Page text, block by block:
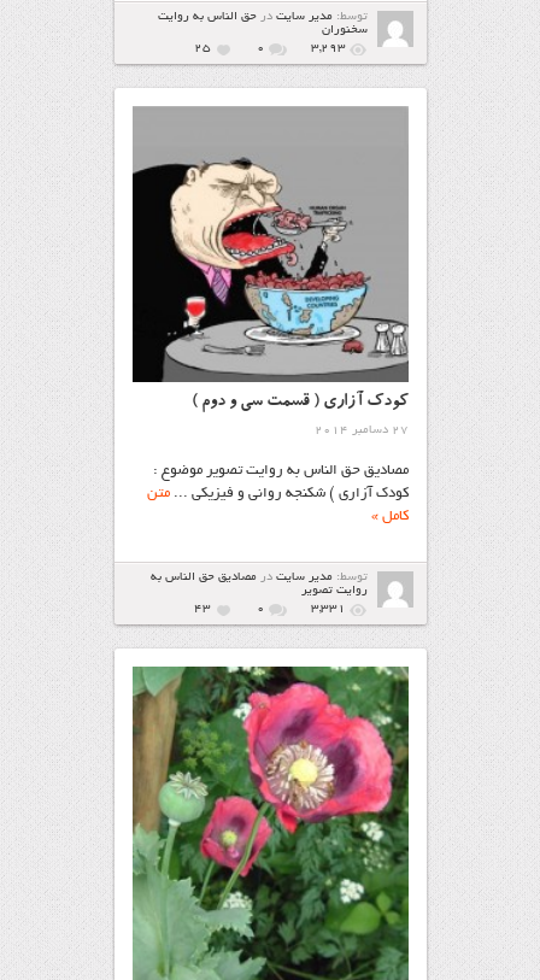
توسط: مدیر سایتدرحق الناس به روایت
سخنوران
3,293
۰ 25
کودک آزاری ( قسمت سی و دوم )
27 دسامبر 2014
مصادیق حق الناس به روایت تصویر موضوع :
کودک آزاری ) شکنجه روانی و فیزیکی ...متن
کامل »
توسط: مدیر سایتدر مصاديق حق الناس به
روايت تصوير
3,331
۰ 43